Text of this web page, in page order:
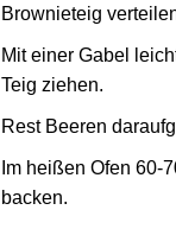
Brownieteig
Mit einer Gabel
Teig ziehen.
Rest Beeren
Im heißen Ofen 60-
backen.